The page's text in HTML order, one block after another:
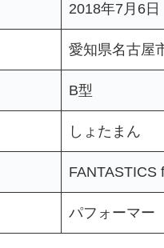
2018年7月6日
愛知県名古屋
B型
しょたまん
FANTASTICS
パフォーマー